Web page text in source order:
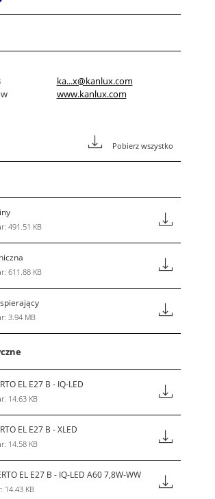
ka...x@kanlux.com
www.kanlux.com
Pobierz wszystko
491.51 KB
611.88 KB
3.94 MB
EL E27 B - IQ-LED
14.63 KB
EL E27 B - XLED
14.58 KB
EL E27 B - IQ-LED A60 7,8W-WW
14.43 KB